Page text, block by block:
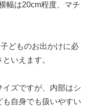
幅は20cm程度、マチ
どものお出かけに必
いえます。
イズですが、内部はシ
自身でも扱いやすい